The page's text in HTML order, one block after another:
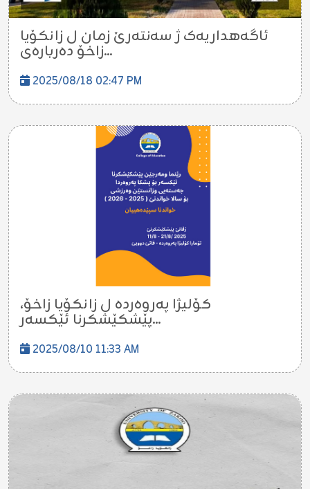
ئاگەهداریەک ژ سەنتەرێ زمان ل زانکۆیا
زاخۆ دەربارەی...
2025/08/18 02:47 PM
کۆلیژا پەروەردە ل زانکۆیا زاخۆ،
پێشکێشکرنا ئێکسەر...
2025/08/10 11:33 AM